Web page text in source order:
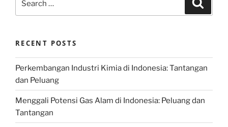
RECENT POSTS
Perkembangan Industri Kimia di Indonesia: Tantangan
dan Peluang
Menggali Potensi Gas Alam di Indonesia: Peluang dan
Tantangan